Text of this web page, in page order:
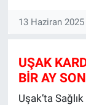
13 Haziran 2025
UŞAK
BİR AY
Uşak’ta